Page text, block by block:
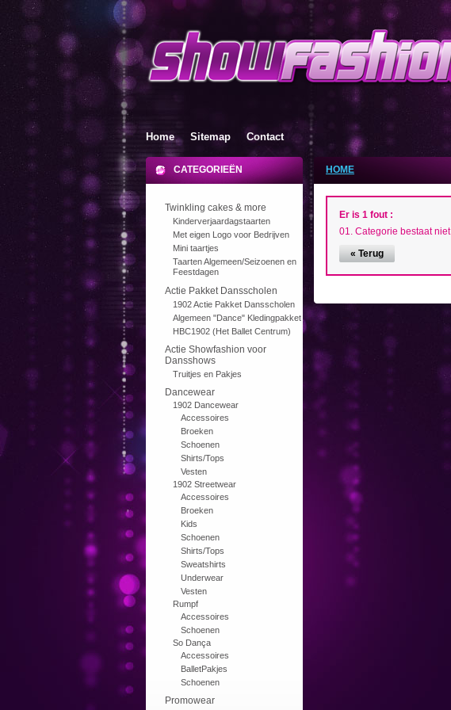
Home Sitemap Contact
CATEGORIEËN
Twinkling cakes & more
Kinderverjaardagstaarten
Met eigen Logo voor Bedrijven
Mini taartjes
Taarten Algemeen/Seizoenen en
Feestdagen
Actie Pakket Dansscholen
1902 Actie Pakket Dansscholen
Algemeen "Dance" Kledingpakket
HBC1902 (Het Ballet Centrum)
Actie Showfashion voor
Dansshows
Truitjes en Pakjes
Dancewear
1902 Dancewear
Accessoires
Broeken
Schoenen
Shirts/Tops
Vesten
1902 Streetwear
Accessoires
Broeken
Kids
Schoenen
Shirts/Tops
Sweatshirts
Underwear
Vesten
Rumpf
Accessoires
Schoenen
So Dança
Accessoires
BalletPakjes
Schoenen
Promowear
HOME
Er is 1 fout :
Categorie bestaat niet
« Terug